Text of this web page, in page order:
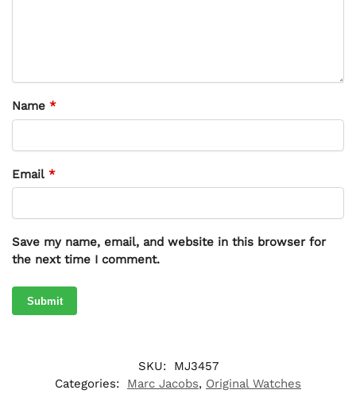
Name *
Email *
Save my name, email, and website in this browser for
the next time I comment.
SKU:
MJ3457
Categories:
Marc Jacobs, Original Watches